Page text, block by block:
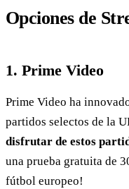
Opciones de
1. Prime Video
Prime Video ha
partidos selectos de la
disfrutar de estos
una prueba gratuita de
fútbol europeo!